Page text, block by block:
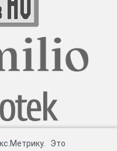
Это